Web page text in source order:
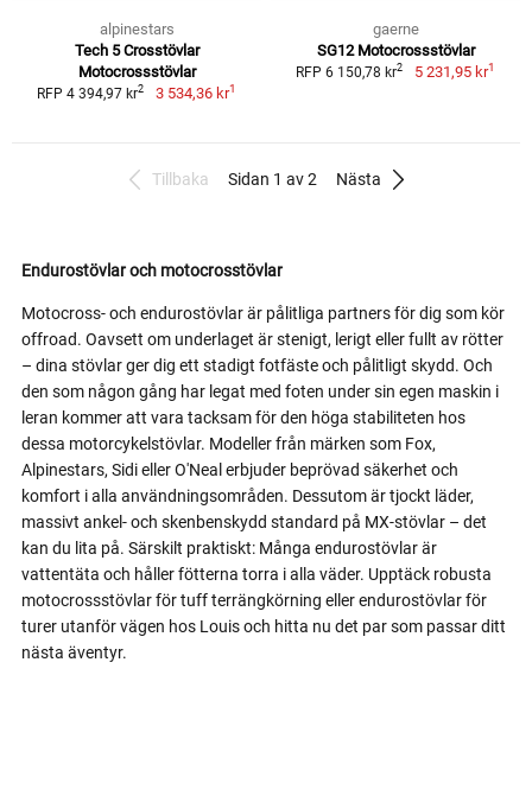
alpinestars
Tech 5 Crosstövlar
Motocrossstövlar
RFP 4 394,97 kr2 3 534,36 kr1
gaerne
SG12 Motocrossstövlar
RFP 6 150,78 kr2 5 231,95 kr1
Tillbaka Sidan 1 av 2 Nästa
Endurostövlar och motocrosstövlar
Motocross- och endurostövlar är pålitliga partners för dig som kör
offroad. Oavsett om underlaget är stenigt, lerigt eller fullt av rötter
– dina stövlar ger dig ett stadigt fotfäste och pålitligt skydd. Och
den som någon gång har legat med foten under sin egen maskin i
leran kommer att vara tacksam för den höga stabiliteten hos
dessa motorcykelstövlar. Modeller från märken som Fox,
Alpinestars, Sidi eller O'Neal erbjuder beprövad säkerhet och
komfort i alla användningsområden. Dessutom är tjockt läder,
massivt ankel- och skenbenskydd standard på MX-stövlar – det
kan du lita på. Särskilt praktiskt: Många endurostövlar är
vattentäta och håller fötterna torra i alla väder. Upptäck robusta
motocrossstövlar för tuff terrängkörning eller endurostövlar för
turer utanför vägen hos Louis och hitta nu det par som passar ditt
nästa äventyr.